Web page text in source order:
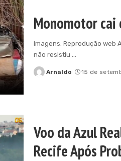
Monomotor cai
Imagens: Reprodução web
não resistiu ...
Posted
Arnaldo 15 de
Voo da Azul
Recife Após